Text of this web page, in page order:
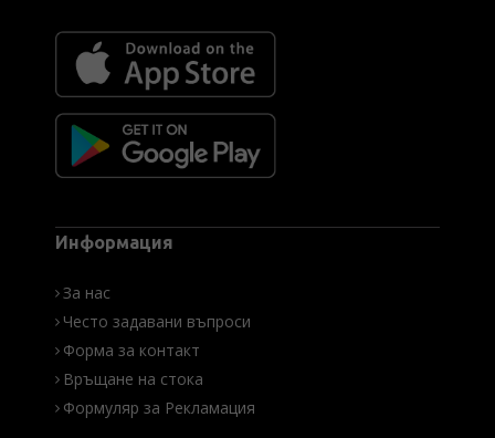
Информация
За нас
Често задавани въпроси
Форма за контакт
Връщане на стока
Формуляр за Рекламация